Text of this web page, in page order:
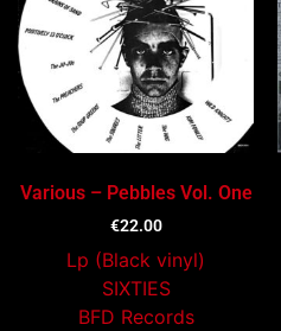
Various – Pebbles Vol. One
€22.00
Lp (Black vinyl)
SIXTIES
BFD Records